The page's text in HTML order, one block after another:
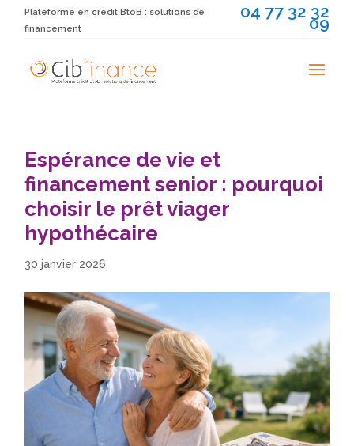
Plateforme en crédit BtoB : solutions de
financement
04 77 32 32
09
Espérance de vie et
financement senior : pourquoi
choisir le prêt viager
hypothécaire
30 janvier 2026